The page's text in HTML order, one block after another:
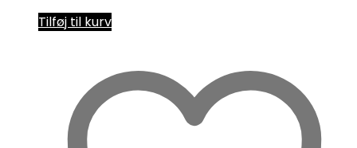
Tilføj til kurv